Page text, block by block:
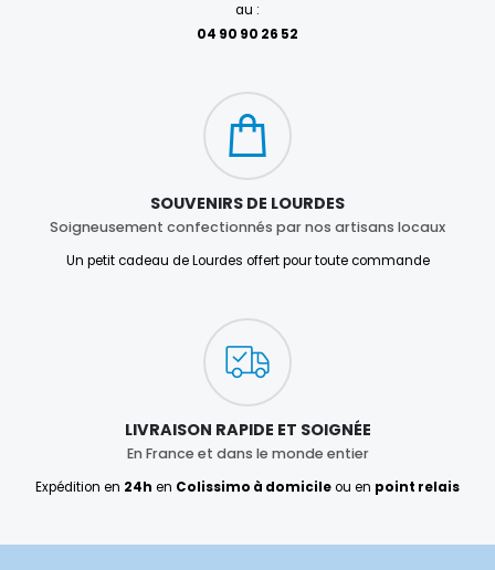
au :
04 90 90 26 52
SOUVENIRS DE LOURDES
Soigneusement confectionnés par nos artisans locaux
Un petit cadeau de Lourdes offert pour toute commande
LIVRAISON RAPIDE ET SOIGNÉE
En France et dans le monde entier
Expédition en 24h en Colissimo à domicileou en point relais